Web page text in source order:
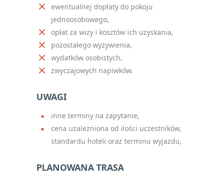
ewentualnej dopłaty do pokoju
jednoosobowego,
opłat za wizy i kosztów ich uzyskania,
pozostałego wyżywienia,
wydatków osobistych,
zwyczajowych napiwków.
UWAGI
inne terminy na zapytanie,
cena uzależniona od ilości uczestników,
standardu hoteli oraz terminu wyjazdu,
PLANOWANA TRASA